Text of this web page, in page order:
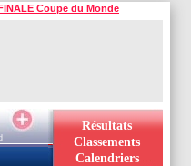
Coupe du Monde
Résultats
Classements
Calendriers